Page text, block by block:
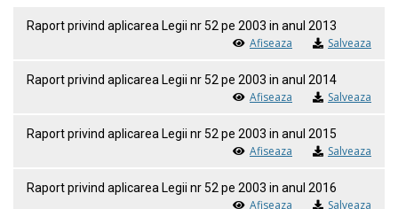
Raport privind aplicarea Legii nr 52 pe 2003 in anul 2013
Afiseaza Salveaza
Raport privind aplicarea Legii nr 52 pe 2003 in anul 2014
Afiseaza Salveaza
Raport privind aplicarea Legii nr 52 pe 2003 in anul 2015
Afiseaza Salveaza
Raport privind aplicarea Legii nr 52 pe 2003 in anul 2016
Afiseaza Salveaza